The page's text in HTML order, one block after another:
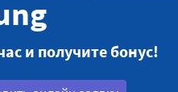
и получите бонус!